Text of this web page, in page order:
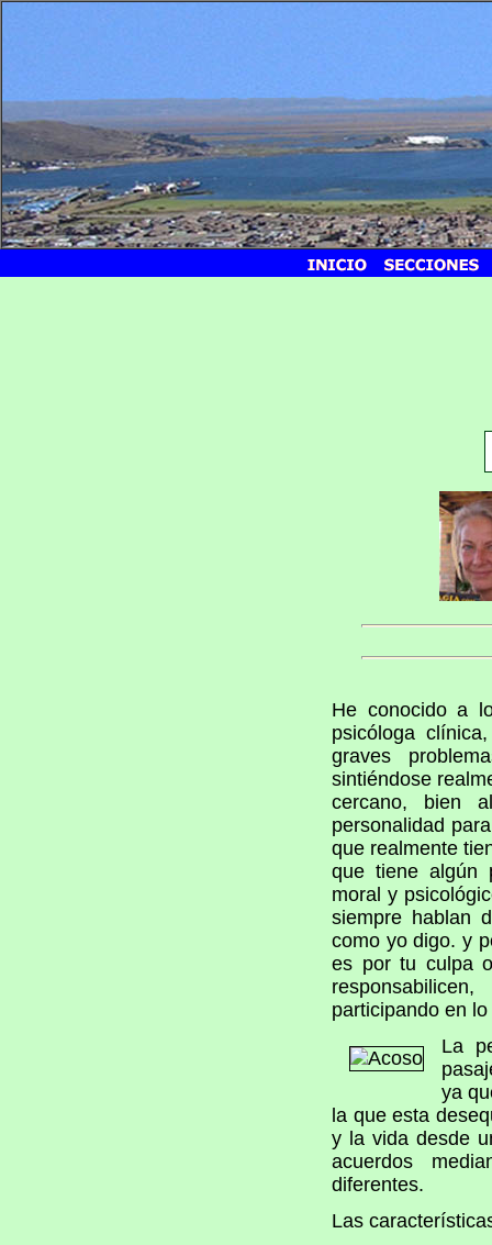
He conocido a
psicóloga
graves
sintiéndose
cercano, bien
personalidad
que realmente
que tiene algún
moral y
siempre hablan
como yo digo. y
es por tu culpa
participando en
La
ya
la que esta
y la vida desde
acuerdos
diferentes.
Las